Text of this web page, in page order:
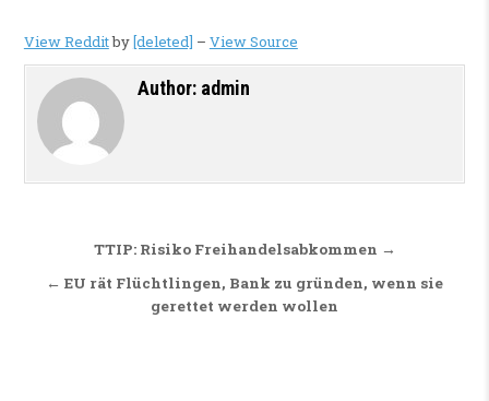
View Redditby[deleted] – View Source
Author: admin
Beitragsnavigation
TTIP: Risiko Freihandelsabkommen →
← EU rät Flüchtlingen, Bank zu gründen, wenn sie
gerettet werden wollen